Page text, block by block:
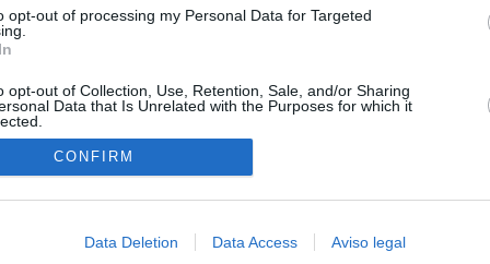
opt-out of processing my Personal Data for Targeted
opt-out of Collection, Use, Retention, Sale, and/or Sharing
Data that Is Unrelated with the Purposes for which it
CONFIRM
Data Deletion Data Access Aviso legal
Madrid adjudica por casi 60.000 euros el diseño de la reforma
del Sol